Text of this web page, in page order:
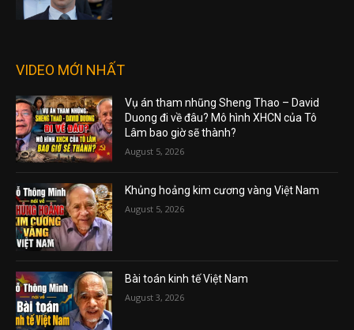
VIDEO MỚI NHẤT
Vụ án tham nhũng Sheng Thao – David
Duong đi về đâu? Mô hình XHCN của Tô
Lâm bao giờ sẽ thành?
August 5, 2026
Khủng hoảng kim cương vàng Việt Nam
August 5, 2026
Bài toán kinh tế Việt Nam
August 3, 2026